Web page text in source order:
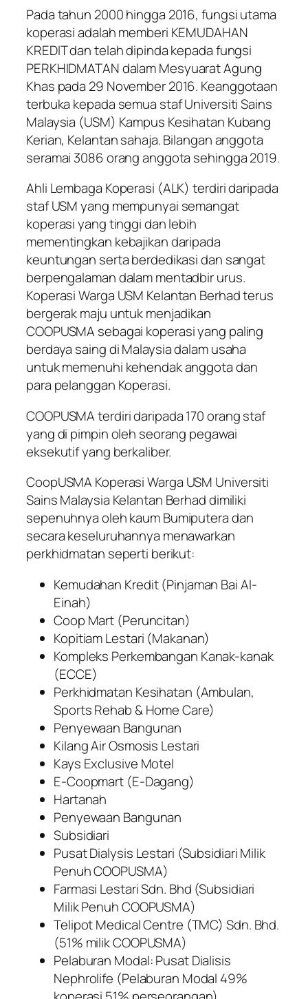
Pada tahun 2000 hingga 2016, fungsi utama
koperasi adalah memberi KEMUDAHAN
KREDIT dan telah dipinda kepada fungsi
PERKHIDMATAN dalam Mesyuarat Agung
Khas pada 29 November 2016. Keanggotaan
terbuka kepada semua staf Universiti Sains
Malaysia (USM) Kampus Kesihatan Kubang
Kerian, Kelantan sahaja. Bilangan anggota
seramai 3086 orang anggota sehingga 2019.
Ahli Lembaga Koperasi (ALK) terdiri daripada
staf USM yang mempunyai semangat
koperasi yang tinggi dan lebih
mementingkan kebajikan daripada
keuntungan serta berdedikasi dan sangat
berpengalaman dalam mentadbir urus.
Koperasi Warga USM Kelantan Berhad terus
bergerak maju untuk menjadikan
COOPUSMA sebagai koperasi yang paling
berdaya saing di Malaysia dalam usaha
untuk memenuhi kehendak anggota dan
para pelanggan Koperasi.
COOPUSMA terdiri daripada 170 orang staf
yang di pimpin oleh seorang pegawai
eksekutif yang berkaliber.
CoopUSMA Koperasi Warga USM Universiti
Sains Malaysia Kelantan Berhad dimiliki
sepenuhnya oleh kaum Bumiputera dan
secara keseluruhannya menawarkan
perkhidmatan seperti berikut:
Kemudahan Kredit (Pinjaman Bai Al-
Einah)
Coop Mart (Peruncitan)
Kopitiam Lestari (Makanan)
Kompleks Perkembangan Kanak-kanak
(ECCE)
Perkhidmatan Kesihatan (Ambulan,
Sports Rehab & Home Care)
Penyewaan Bangunan
Kilang Air Osmosis Lestari
Kays Exclusive Motel
E-Coopmart (E-Dagang)
Hartanah
Penyewaan Bangunan
Subsidiari
Pusat Dialysis Lestari (Subsidiari Milik
Penuh COOPUSMA)
Farmasi Lestari Sdn. Bhd (Subsidiari
Milik Penuh COOPUSMA)
Telipot Medical Centre (TMC) Sdn. Bhd.
(51% milik COOPUSMA)
Pelaburan Modal: Pusat Dialisis
Nephrolife (Pelaburan Modal 49%